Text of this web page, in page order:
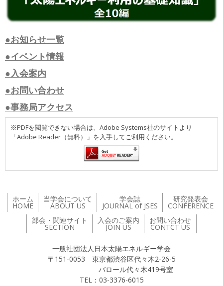
●お知らせ一覧
●イベント情報
●入会案内
●お問い合わせ
●事務局アクセス
※PDFを閲覧できない場合は、Adobe Systems社のサイトより
「Adobe Reader（無料）」を入手してご利用ください。
ホーム
HOME
当学会について
ABOUT US
学会誌
JOURNAL of JSES
研究発表会
CONFERENCE
部会・関連サイト
SECTION
入会のご案内
JOIN US
お問い合わせ
CONTCT US
一般社団法人日本太陽エネルギー学会
〒151-0053 東京都渋谷区代々木2-26-5
バロール代々木419号室
TEL：03-3376-6015